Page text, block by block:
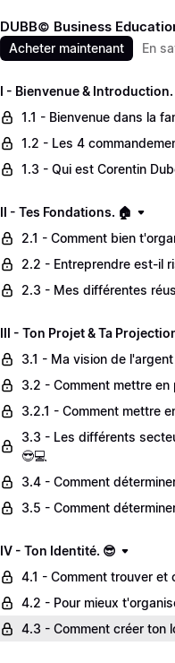
DUBB© Business
Acheter maintenant En
I - Bienvenue & Introduction.
1.1 - Bienvenue dans la
1.2 - Les 4
1.3 - Qui est Corentin
II - Tes Fondations. 🏠
2.1 - Comment bien
2.2 - Entreprendre est-il
2.3 - Mes différentes
III - Ton Projet & Ta
3.1 - Ma vision de
3.2 - Comment mettre en
3.2.1 - Comment mettre
3.3 - Les différents
😎💻
3.4 - Comment
3.5 - Comment
IV - Ton Identité. 😎
4.1 - Comment trouver et
4.2 - Pour mieux
4.3 - Comment créer ton